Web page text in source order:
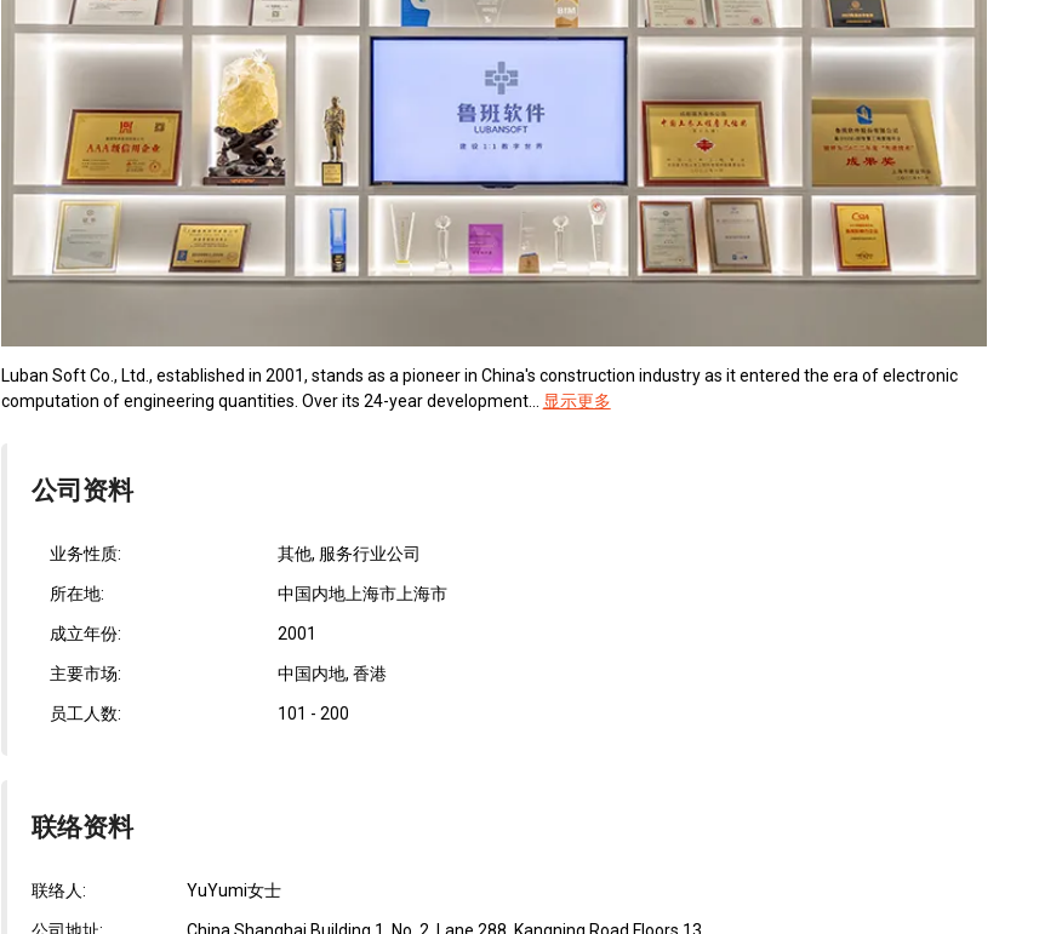
Luban Soft Co., Ltd., established in 2001, stands as a pioneer in China's construction industry as it entered the era of electronic
computation of engineering quantities. Over its 24-year development...
显示更多
公司资料
业务性质: 其他, 服务行业公司
所在地: 中国内地上海市上海市
成立年份: 2001
主要市场: 中国内地, 香港
员工人数: 101 - 200
联络资料
联络人: YuYumi女士
公司地址: China Shanghai Building 1, No. 2, Lane 288, Kangning Road Floors 13